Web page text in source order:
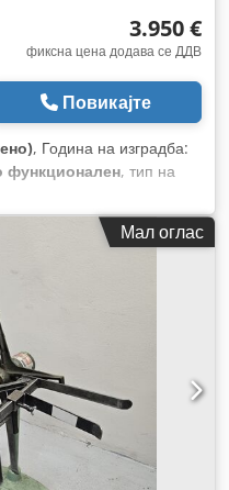
3.950 €
фиксна цена додава се ДДВ
Повикајте
, Година на изградба:
функционален, тип на
висина на
должина на производот:
производот:1.350 мм,
коњски сили)
премин:
Мал оглас